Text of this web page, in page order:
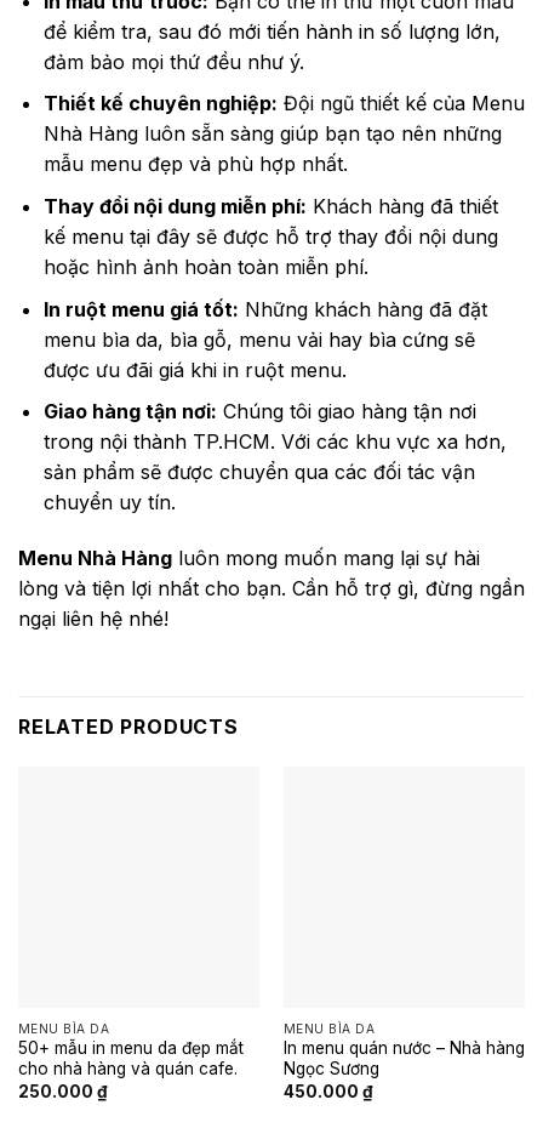
để kiểm tra, sau đó mới tiến hành in số lượng lớn,
đảm bảo mọi thứ đều như ý.
Thiết kế chuyên nghiệp: Đội ngũ thiết kế của Menu
Nhà Hàng luôn sẵn sàng giúp bạn tạo nên những
mẫu menu đẹp và phù hợp nhất.
Thay đổi nội dung miễn phí: Khách hàng đã thiết
kế menu tại đây sẽ được hỗ trợ thay đổi nội dung
hoặc hình ảnh hoàn toàn miễn phí.
In ruột menu giá tốt: Những khách hàng đã đặt
menu bìa da, bìa gỗ, menu vải hay bìa cứng sẽ
được ưu đãi giá khi in ruột menu.
Giao hàng tận nơi: Chúng tôi giao hàng tận nơi
trong nội thành TP.HCM. Với các khu vực xa hơn,
sản phẩm sẽ được chuyển qua các đối tác vận
chuyển uy tín.
Menu Nhà Hàng luôn mong muốn mang lại sự hài
lòng và tiện lợi nhất cho bạn. Cần hỗ trợ gì, đừng ngần
ngại liên hệ nhé!
RELATED PRODUCTS
MENU BÌA DA
50+ mẫu in menu da đẹp mắt
cho nhà hàng và quán cafe.
250.000 ₫
MENU BÌA DA
In menu quán nước – Nhà hàng
Ngọc Sương
450.000 ₫